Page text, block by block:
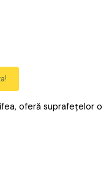
oferă suprafețelor o